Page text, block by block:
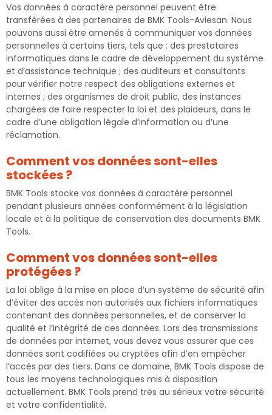
Vos données à caractère personnel peuvent être
transférées à des partenaires de BMK Tools-Aviesan. Nous
pouvons aussi être amenés à communiquer vos données
personnelles à certains tiers, tels que : des prestataires
informatiques dans le cadre de développement du système
et d’assistance technique ; des auditeurs et consultants
pour vérifier notre respect des obligations externes et
internes ; des organismes de droit public, des instances
chargées de faire respecter la loi et des plaideurs, dans le
cadre d’une obligation légale d’information ou d’une
réclamation.
Comment vos données sont-elles
stockées ?
BMK Tools stocke vos données à caractère personnel
pendant plusieurs années conformément à la législation
locale et à la politique de conservation des documents BMK
Tools.
Comment vos données sont-elles
protégées ?
La loi oblige à la mise en place d’un système de sécurité afin
d’éviter des accès non autorisés aux fichiers informatiques
contenant des données personnelles, et de conserver la
qualité et l’intégrité de ces données. Lors des transmissions
de données par internet, vous devez vous assurer que ces
données sont codifiées ou cryptées afin d’en empêcher
l’accès par des tiers. Dans ce domaine, BMK Tools dispose de
tous les moyens technologiques mis à disposition
actuellement. BMK Tools prend très au sérieux votre sécurité
et votre confidentialité.